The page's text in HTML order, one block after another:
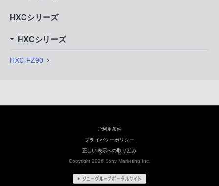
HXCシリーズ
HXCシリーズ
HXC-FZ90
ご利用条件
プライバシーポリシー
正しい表示への取り組み
Copyright 2026 Sony Marketing Inc.